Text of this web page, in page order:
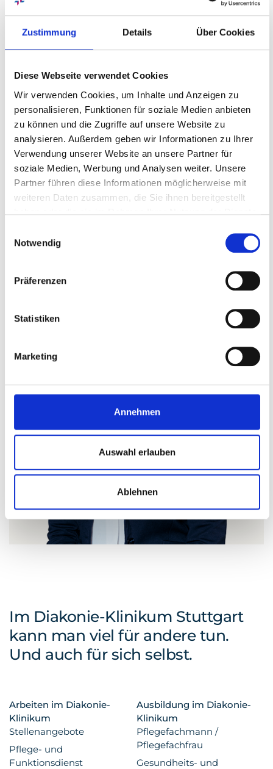
Zustimmung Details Über Cookies
Diese Webseite verwendet Cookies
Wir verwenden Cookies, um Inhalte und Anzeigen zu
personalisieren, Funktionen für soziale Medien anbieten
zu können und die Zugriffe auf unsere Website zu
analysieren. Außerdem geben wir Informationen zu Ihrer
Verwendung unserer Website an unsere Partner für
soziale Medien, Werbung und Analysen weiter. Unsere
Partner führen diese Informationen möglicherweise mit
weiteren Daten zusammen, die Sie ihnen bereitgestellt
Cookies, wenn Sie unsere Webseite weiterhin nutzen.
Notwendig
Präferenzen
Statistiken
Marketing
Annehmen
Auswahl erlauben
Ablehnen
Wir freuen uns auf Ihre
Bewerbung.
besonders auch für den Wechsel des Arbeitsplatzes.
Aber dabei helfen wir gerne: bei Fragen zu den offenen
Stellen, zu unseren besonderen Leistungen oder aber
auch zum Bewerbungsprozess selbst. Am besten
einfach per E-Mail oder über das Kontaktformular
melden und wir antworten so schnell es geht. Wir
freuen uns auf jeden, der an der Arbeit im Diakonie-
Klinikum interessiert ist.
Im Diakonie-Klinikum Stuttgart
kann man viel für andere tun.
Und auch für sich selbst.
Arbeiten im Diakonie-
Klinikum
Stellenangebote
Pflege- und
Funktionsdienst
Ausbildung im Diakonie-
Klinikum
Pflegefachmann /
Pflegefachfrau
Gesundheits- und